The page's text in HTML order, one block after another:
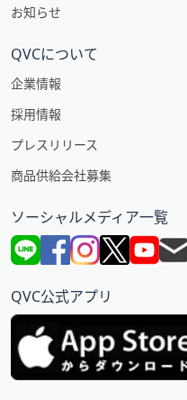
お知らせ
QVCについて
企業情報
採用情報
プレスリリース
商品供給会社募集
ソーシャルメディア一覧
QVC公式アプリ